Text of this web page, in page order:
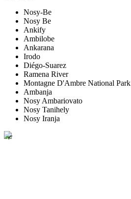
Nosy-Be
Nosy Be
Ankify
Ambilobe
Ankarana
Irodo
Diégo-Suarez
Ramena River
Montagne D'Ambre National Park
Ambanja
Nosy Ambariovato
Nosy Tanihely
Nosy Iranja